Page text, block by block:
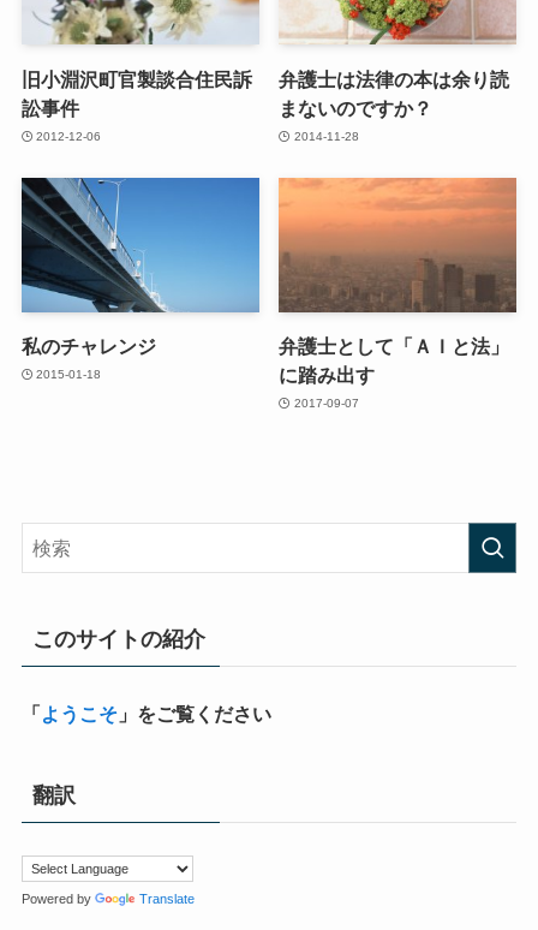
旧小淵沢町官製談合住民訴
訟事件
2012-12-06
弁護士は法律の本は余り読
まないのですか？
2014-11-28
私のチャレンジ
2015-01-18
弁護士として「ＡＩと法」
に踏み出す
2017-09-07
このサイトの紹介
「ようこそ」をご覧ください
翻訳
Powered by Translate